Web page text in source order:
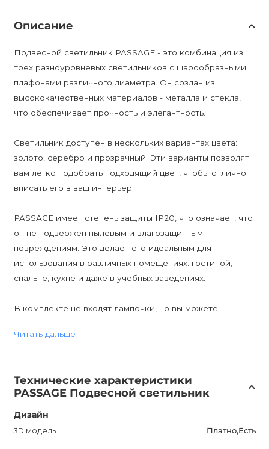
Описание
Подвесной светильник PASSAGE - это комбинация из
трех разноуровневых светильников с шарообразными
плафонами различного диаметра. Он создан из
высококачественных материалов - металла и стекла,
что обеспечивает прочность и элегантность.
Светильник доступен в нескольких вариантах цвета:
золото, серебро и прозрачный. Эти варианты позволят
вам легко подобрать подходящий цвет, чтобы отлично
вписать его в ваш интерьер.
PASSAGE имеет степень защиты IP20, что означает, что
он не подвержен пылевым и влагозащитным
повреждениям. Это делает его идеальным для
использования в различных помещениях: гостиной,
спальне, кухне и даже в учебных заведениях.
В комплекте не входят лампочки, но вы можете
света по своему усмотрению.
мм. Диаметр плафона может быть выбран из трех
вариантов: 180, 230 и 280 мм.
PASSAGE - это современный стиль светильника,
Читать дальше
Технические характеристики
PASSAGE Подвесной светильник
Дизайн
3D модель Платно,Есть